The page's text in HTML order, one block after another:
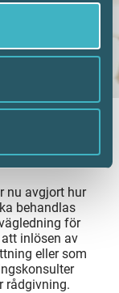
vid inlösen
nu avgjort hur
behandlas
för
inlösen av
eller som
rådgivning.